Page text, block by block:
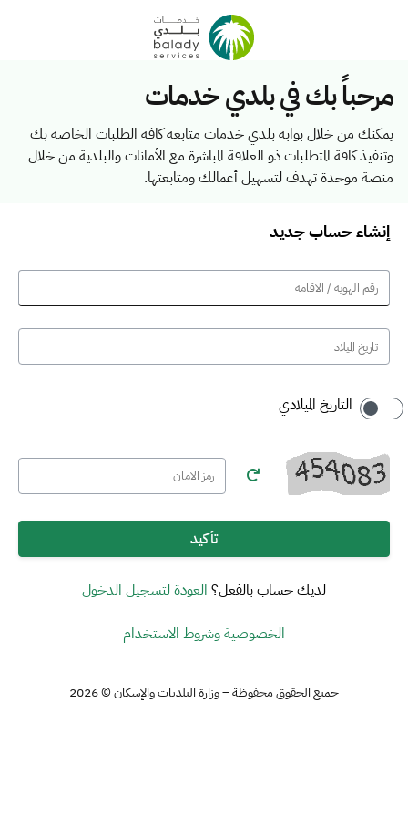
مرحباً بك في بلدي خدمات
يمكنك من خلال بوابة بلدي خدمات متابعة كافة الطلبات الخاصة بك
وتنفيذ كافة المتطلبات ذو العلاقة المباشرة مع الأمانات والبلدية من خلال
منصة موحدة تهدف لتسهيل أعمالك ومتابعتها.
إنشاء حساب جديد
التاريخ الميلادي
تأكيد
لديك حساب بالفعل؟ العودة لتسجيل الدخول
الخصوصية وشروط الاستخدام
جميع الحقوق محفوظة – وزارة البلديات والإسكان © 2026